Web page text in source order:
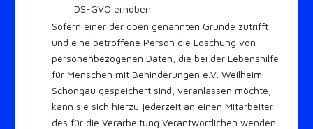
DS-GVO erhoben.
Sofern einer der oben genannten Gründe zutrifft
und eine betroffene Person die Löschung von
personenbezogenen Daten, die bei der Lebenshilfe
für Menschen mit Behinderungen e.V. Weilheim -
Schongau gespeichert sind, veranlassen möchte,
kann sie sich hierzu jederzeit an einen Mitarbeiter
des für die Verarbeitung Verantwortlichen wenden.